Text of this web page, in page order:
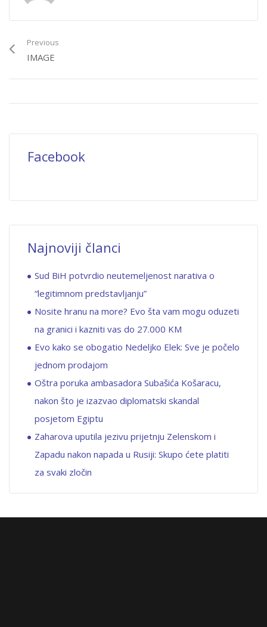
Previous
IMAGE
Facebook
Najnoviji članci
Sud BiH potvrdio neutemeljenost narativa o
“legitimnom predstavljanju”
Nosite hranu na more? Evo šta vam mogu oduzeti
na granici i kazniti vas do 27.000 KM
Evo kako se obogatio Nedeljko Elek: Sve je počelo
jednom prodajom
Oštra poruka ambasadora Subašića Košaracu,
nakon što je izazvao diplomatski skandal
posjetom Egiptu
Zaharova uputila jezivu prijetnju Zelenskom i
Zapadu nakon napada u Rusiji: Skupo ćete platiti
za svaki zločin